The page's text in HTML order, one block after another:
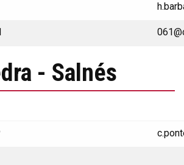
- Salnés